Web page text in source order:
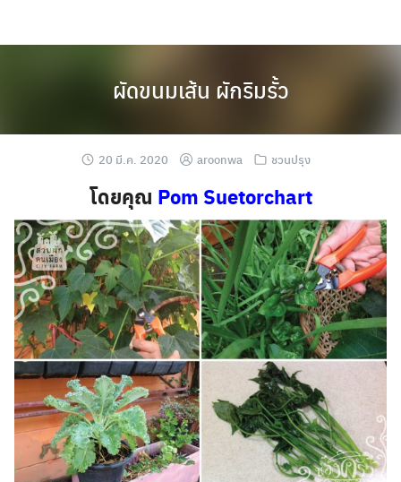
ผัดขนมเส้น ผักริมรั้ว
20 มี.ค. 2020 aroonwa ชวนปรุง
โดยคุณ Pom Suetorchart